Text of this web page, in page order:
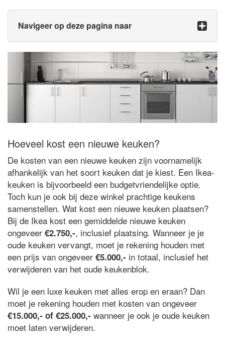
Navigeer op deze pagina naar
Hoeveel kost een nieuwe keuken?
De kosten van een nieuwe keuken zijn voornamelijk
afhankelijk van het soort keuken dat je kiest. Een Ikea-
keuken is bijvoorbeeld een budgetvriendelijke optie.
Toch kun je ook bij deze winkel prachtige keukens
samenstellen. Wat kost een nieuwe keuken plaatsen?
Bij de Ikea kost een gemiddelde nieuwe keuken
ongeveer €2.750,-, inclusief plaatsing. Wanneer je je
oude keuken vervangt, moet je rekening houden met
een prijs van ongeveer €5.000,- in totaal, inclusief het
verwijderen van het oude keukenblok.
Wil je een luxe keuken met alles erop en eraan? Dan
moet je rekening houden met kosten van ongeveer
€15.000,- of €25.000,- wanneer je ook je oude keuken
moet laten verwijderen.